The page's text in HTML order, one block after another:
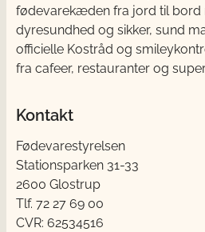
fødevarekæden fra jord til bord
dyresundhed og sikker, sund
officielle Kostråd og
fra cafeer, restauranter og
Kontakt
Fødevarestyrelsen
Stationsparken 31-33
2600 Glostrup
Tlf. 72 2​​​7 69 00
CVR: 62534516